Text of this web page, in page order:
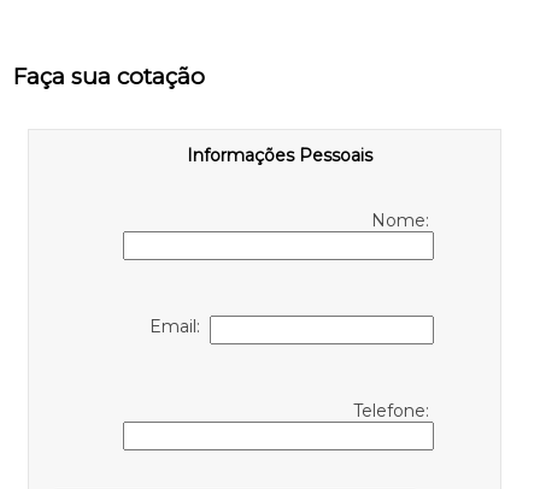
Faça sua cotação
Informações Pessoais
Nome:
Email:
Telefone: